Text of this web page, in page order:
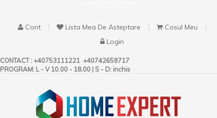
Cont Lista Mea De Asteptare
Cosul Meu
Login
CONTACT : +40753111221 +40742659717
PROGRAM: L - V 10.00 - 18.00 | S - D: inchis